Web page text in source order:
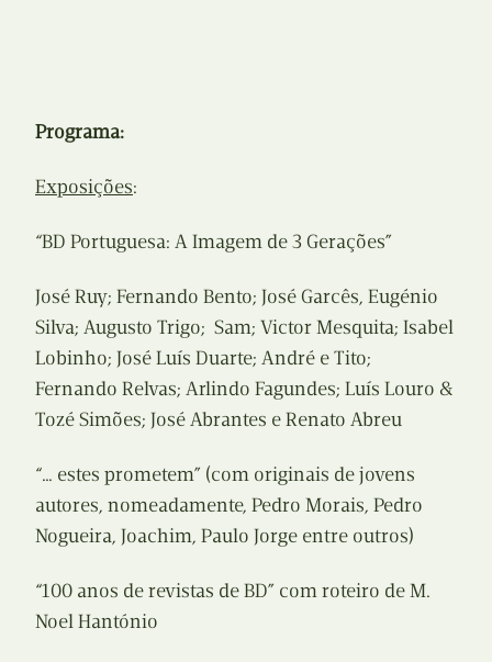
Programa:
Exposições:
“BD Portuguesa: A Imagem de 3 Gerações”
José Ruy; Fernando Bento; José Garcês, Eugénio
Silva; Augusto Trigo; Sam; Victor Mesquita; Isabel
Lobinho; José Luís Duarte; André e Tito;
Fernando Relvas; Arlindo Fagundes; Luís Louro &
Tozé Simões; José Abrantes e Renato Abreu
“… estes prometem” (com originais de jovens
autores, nomeadamente, Pedro Morais, Pedro
Nogueira, Joachim, Paulo Jorge entre outros)
“100 anos de revistas de BD” com roteiro de M.
Noel Hantónio